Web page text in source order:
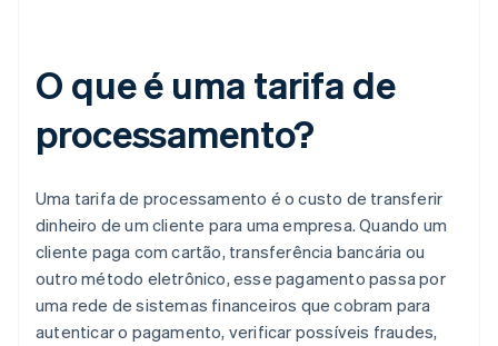
O que é uma tarifa de
processamento?
Uma tarifa de processamento é o custo de transferir
dinheiro de um cliente para uma empresa. Quando um
cliente paga com cartão, transferência bancária ou
outro método eletrônico, esse pagamento passa por
uma rede de sistemas financeiros que cobram para
autenticar o pagamento, verificar possíveis fraudes,